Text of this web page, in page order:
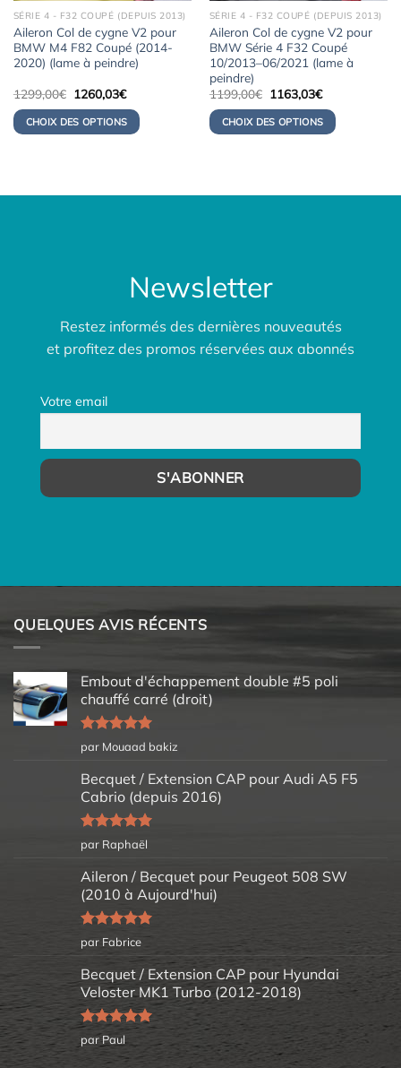
SÉRIE 4 - F32 COUPÉ (DEPUIS 2013)
Aileron Col de cygne V2 pour
BMW M4 F82 Coupé (2014-
2020) (lame à peindre)
1299,00€ Le
prix
initial
était :
1299,00€.
1260,03€Le
actuel
est :
1260,03€.
CHOIX DES OPTIONS
SÉRIE 4 - F32 COUPÉ (DEPUIS 2013)
Aileron Col de cygne V2 pour
BMW Série 4 F32 Coupé
10/2013–06/2021 (lame à
peindre)
1199,00€ Le
prix
initial
était :
1199,00€.
1163,03€Le
actuel
est :
1163,03€.
CHOIX DES OPTIONS
Newsletter
Restez informés des dernières nouveautés
et profitez des promos réservées aux abonnés
Votre email
QUELQUES AVIS RÉCENTS
Embout d'échappement double #5 poli
chauffé carré (droit)
Note5sur
5
par Mouaad bakiz
Becquet / Extension CAP pour Audi A5 F5
Cabrio (depuis 2016)
Note5sur
5
par Raphaël
Aileron / Becquet pour Peugeot 508 SW
(2010 à Aujourd'hui)
Note5sur
5
par Fabrice
Becquet / Extension CAP pour Hyundai
Veloster MK1 Turbo (2012-2018)
Note5sur
5
par Paul